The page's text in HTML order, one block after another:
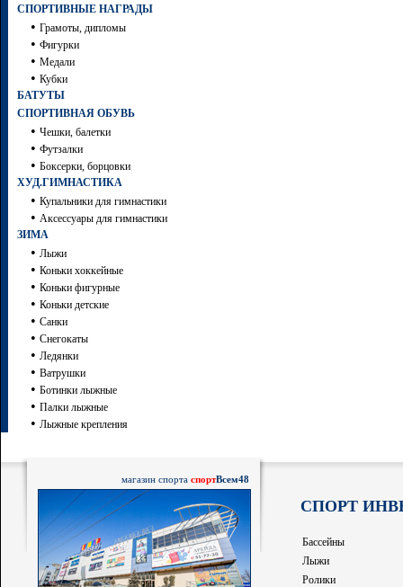
СПОРТИВНЫЕ НАГРАДЫ
• Грамоты, дипломы
• Фигурки
• Медали
• Кубки
БАТУТЫ
СПОРТИВНАЯ ОБУВЬ
• Чешки, балетки
• Футзалки
• Боксерки, борцовки
ХУД.ГИМНАСТИКА
• Купальники для гимнастики
• Аксессуары для гимнастики
ЗИМА
• Лыжи
• Коньки хоккейные
• Коньки фигурные
• Коньки детские
• Санки
• Снегокаты
• Ледянки
• Ватрушки
• Ботинки лыжные
• Палки лыжные
• Лыжные крепления
магазин спорта спортВсем48
СПОРТ
Бассейны
Лыжи
Ролики